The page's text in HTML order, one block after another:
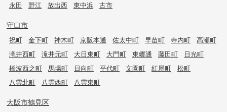
永田
野江 放出西 東中浜 古市
守口市
祝町 金下町 神木町 京阪本通 佐太中町 早苗町 寺内町
高瀬町
滝井西町
滝井元町 大日東町 大門町 東郷通 藤田町
日光町
橋波西之町
馬場町 日向町 平代町 文園町 紅屋町
松町
八雲北町
八雲西町 八雲東町
大阪市鶴見区